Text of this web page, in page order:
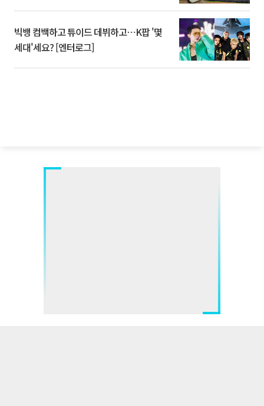
빅뱅 컴백하고 튜이드 데뷔하고⋯K팝 '몇
세대'세요? [엔터로그]